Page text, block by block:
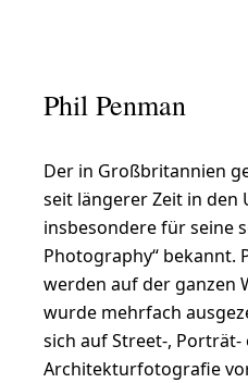
Phil Penman
Der in Großbritannien
seit längerer Zeit in den
insbesondere für seine
Photography“ bekannt.
werden auf der ganzen
wurde mehrfach
sich auf Street-, Porträt-
Architekturfotografie